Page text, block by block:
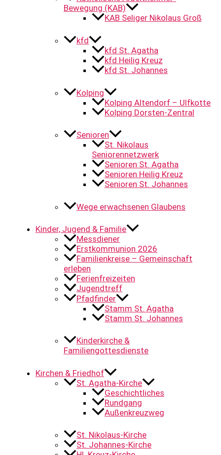
Bewegung (KAB)
KAB Seliger Nikolaus Groß
kfd
kfd St. Agatha
kfd Heilig Kreuz
kfd St. Johannes
Kolping
Kolping Altendorf – Ulfkotte
Kolping Dorsten-Zentral
Senioren
St. Nikolaus
Seniorennetzwerk
Senioren St. Agatha
Senioren Heilig Kreuz
Senioren St. Johannes
Wege erwachsenen Glaubens
Kinder, Jugend & Familie
Messdiener
Erstkommunion 2026
Familienkreise – Gemeinschaft
erleben
Ferienfreizeiten
Jugendtreff
Pfadfinder
Stamm St. Agatha
Stamm St. Johannes
Kinderkirche &
Familiengottesdienste
Kirchen & Friedhof
St. Agatha-Kirche
Geschichtliches
Rundgang
Außenkreuzweg
St. Nikolaus-Kirche
St. Johannes-Kirche